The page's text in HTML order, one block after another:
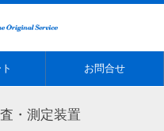
お問合せ
・測定装置